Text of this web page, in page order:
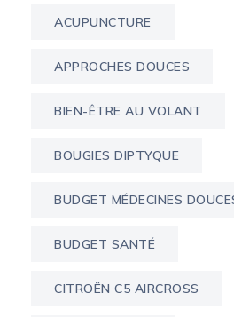
ACUPUNCTURE
APPROCHES DOUCES
BIEN-ÊTRE AU VOLANT
BOUGIES DIPTYQUE
BUDGET MÉDECINES
BUDGET SANTÉ
CITROËN C5 AIRCROSS